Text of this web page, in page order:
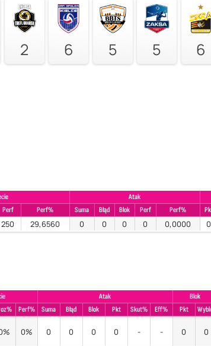
2 6 5 5 6
Atak
Perf Perf% Suma Błąd Blok Perf Perf%
250 29,6560 0 0 0 0 0,0000 0
Atak Blok
Perf% Suma Błąd Blok Pkt Skut% Eff% Pkt
0% 0 0 0 0 - - 0 0